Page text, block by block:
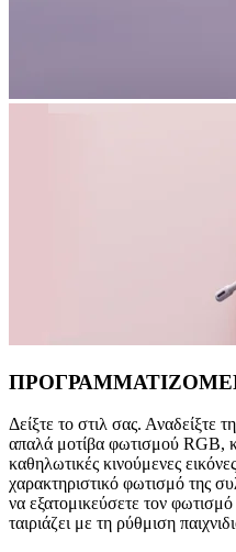
Δείξτε το στιλ σας. Αναδείξτε
απαλά μοτίβα φωτισμού RGB,
καθηλωτικές κινούμενες
χαρακτηριστικό φωτισμό της
να εξατομικεύσετε τον
ταιριάζει με τη ρύθμιση